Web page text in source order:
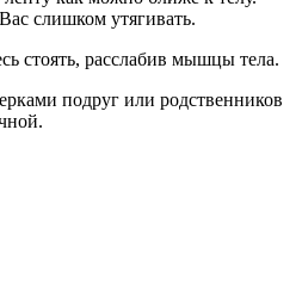
слишком утягивать.
стоять, расслабив мышцы тела.
подруг или родственников